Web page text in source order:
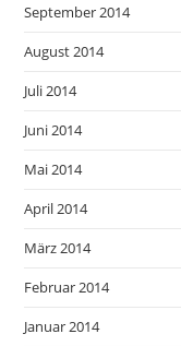
September 2014
August 2014
Juli 2014
Juni 2014
Mai 2014
April 2014
März 2014
Februar 2014
Januar 2014